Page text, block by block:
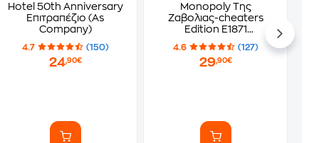
Hotel 50th Anniversary
Επιτραπέζιο (As
Company)
4.7 (150)
24,90€
Monopoly Της
Ζαβολιας-cheaters
Edition E1871
Επιτραπέζιο (Hasbro)
4.6 (127)
29,90€